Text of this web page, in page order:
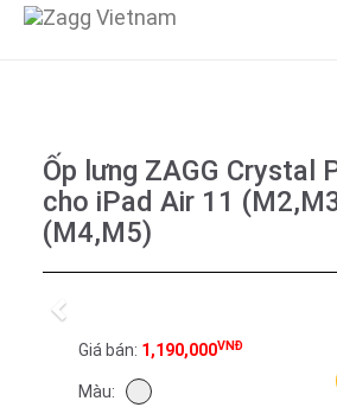
Ốp lưng ZAGG Crystal
cho iPad Air 11
(M4,M5)
Previous
Giá bán: 1,190,000VNĐ
Màu: